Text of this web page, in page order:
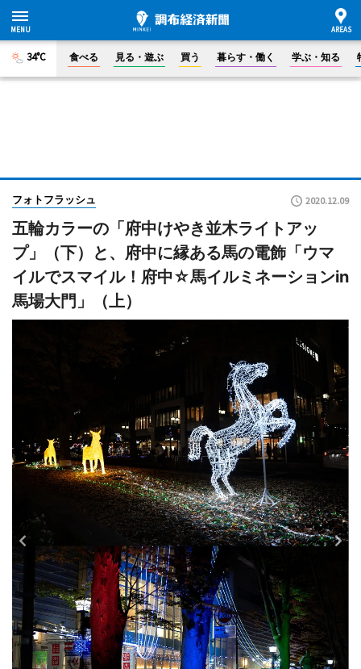
34°C 食べる 見る・遊ぶ 買う 暮らす・働く 学ぶ・知る
フォトフラッシュ 2020.12.09
五輪カラーの「府中けやき並木ライトアッ
プ」（下）と、府中に縁ある馬の電飾「ウマ
イルでスマイル！府中☆馬イルミネーションin
馬場大門」（上）